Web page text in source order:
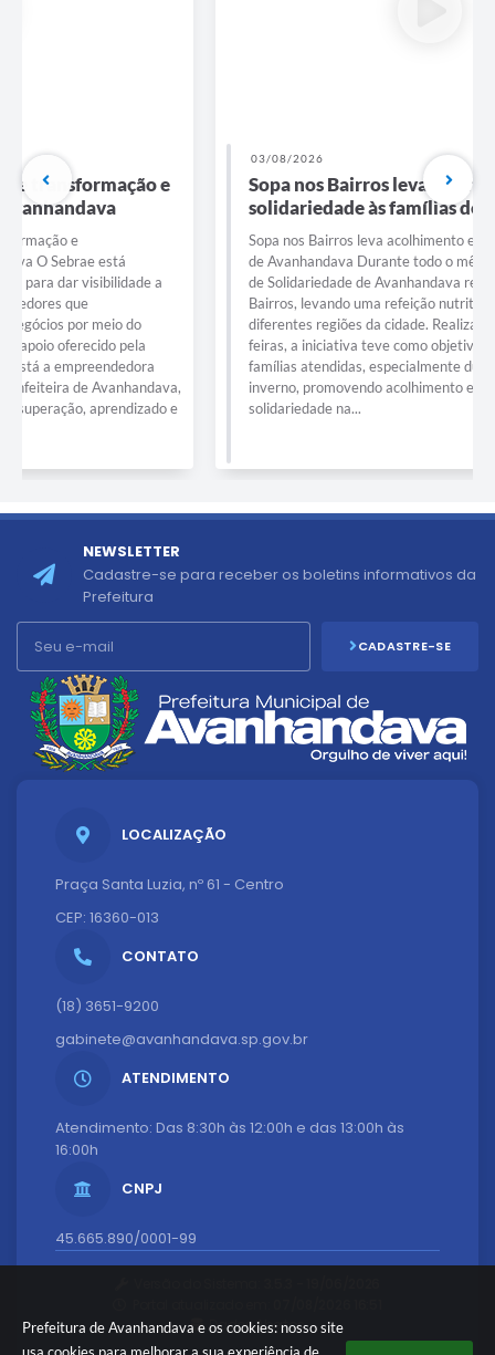
Prefeitura de Avanhandava e os cookies: nosso site
Sopa nos Bairros leva acolhimento e
solidariedade às famílias de Avanhandava
Sopa nos Bairros leva acolhimento e solidariedade às famílias
de Avanhandava Durante todo o mês de julho, o Fundo Social
de Solidariedade de Avanhandava realizou a ação Sopa nos
Bairros, levando uma refeição nutritiva e muito carinho para
diferentes regiões da cidade. Realizada todas as quartas-
feiras, a iniciativa teve como objetivo oferecer apoio às
famílias atendidas, especialmente durante o período de
inverno, promovendo acolhimento e fortalecendo os laços de
solidariedade na...
LOCALIZAÇÃO
Praça Santa Luzia, nº 61 - Centro
CEP: 16360-013
CONTATO
(18) 3651-9200
gabinete@avanhandava.sp.gov.br
ATENDIMENTO
Atendimento: Das 8:30h às 12:00h e das 13:00h às
16:00h
CNPJ
45.665.890/0001-99
Dados Abertos
NEWSLETTER
Cadastre-se para receber os boletins informativos da
Prefeitura
CADASTRE-SE